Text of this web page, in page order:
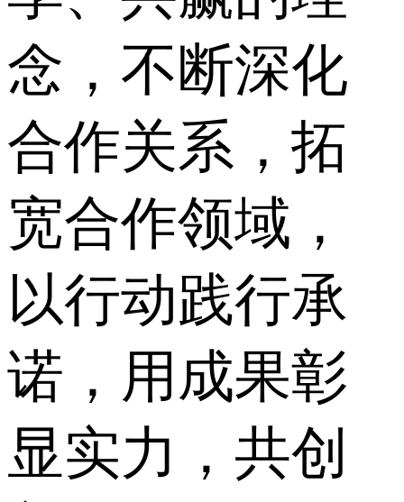
念，不断深化
合作关系，拓
宽合作领域，
以行动践行承
诺，用成果彰
显实力，共创